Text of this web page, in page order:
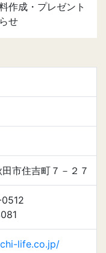
作成・プレゼント
せ
市住吉町７－２７
life.co.jp/